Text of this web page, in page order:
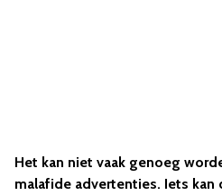
Het kan niet vaak genoeg
malafide advertenties. Iets kan